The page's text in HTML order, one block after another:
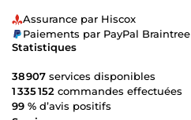
Assurance par Hiscox
Paiements par PayPal Braintree
Statistiques
38 907 services disponibles
1 335 152 commandes effectuées
99 % d’avis positifs